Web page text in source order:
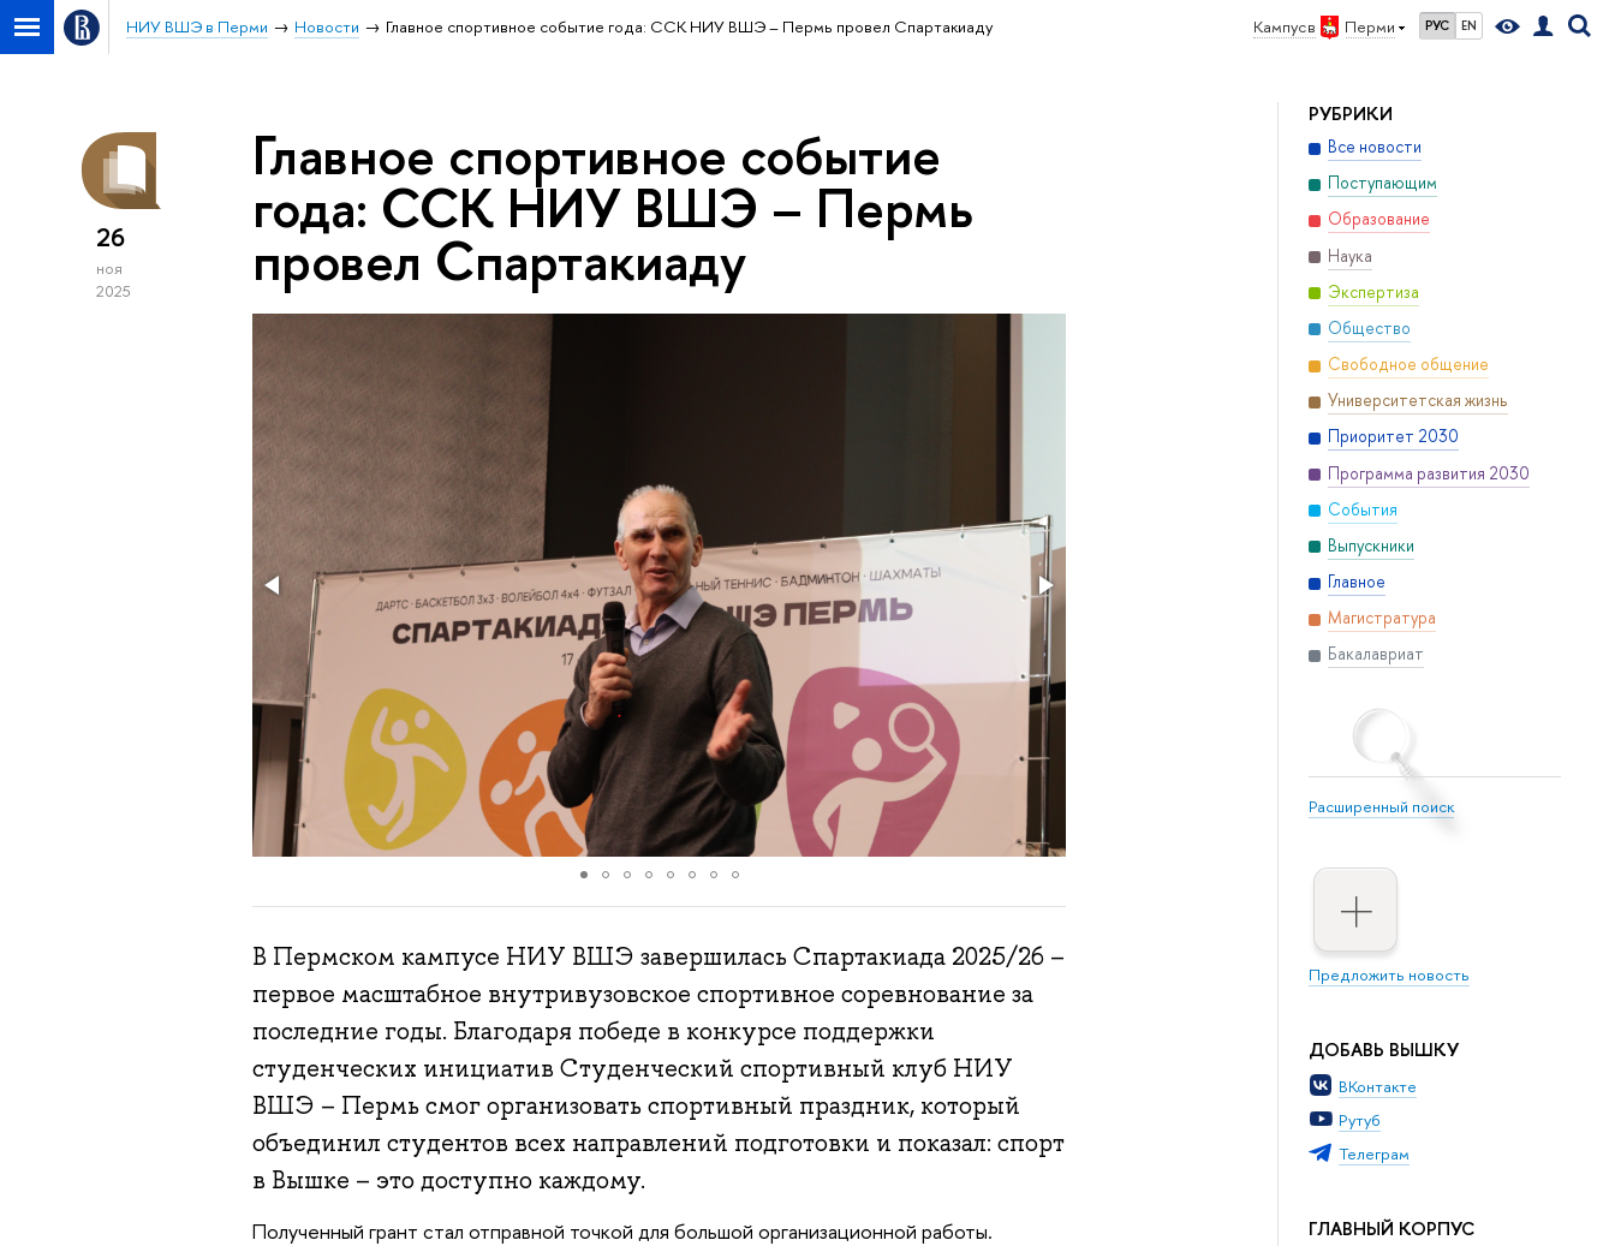
Кампус в Перми РУС EN
НИУ ВШЭ в Перми Новости Главное спортивное событие года: ССК НИУ ВШЭ – Пермь провел Спартакиаду
РУБРИКИ
Все новости
Поступающим
Образование
Наука
Экспертиза
Общество
Свободное общение
Университетская жизнь
Приоритет 2030
Программа развития 2030
События
Выпускники
Главное
Магистратура
Бакалавриат
Расширенный поиск
Предложить новость
ДОБАВЬ ВЫШКУ
ВКонтакте
Рутуб
Телеграм
ГЛАВНЫЙ КОРПУС
26
ноя
2025
Главное спортивное событие
года: ССК НИУ ВШЭ – Пермь
провел Спартакиаду
В Пермском кампусе НИУ ВШЭ завершилась Спартакиада 2025/26 –
первое масштабное внутривузовское спортивное соревнование за
последние годы. Благодаря победе в конкурсе поддержки
студенческих инициатив Студенческий спортивный клуб НИУ
ВШЭ – Пермь смог организовать спортивный праздник, который
объединил студентов всех направлений подготовки и показал: спорт
в Вышке – это доступно каждому.
Полученный грант стал отправной точкой для большой организационной работы.